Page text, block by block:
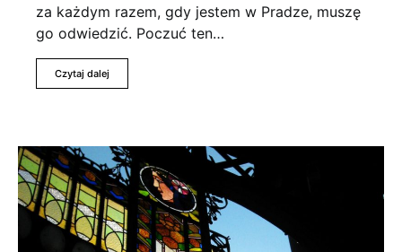
za każdym razem, gdy jestem w Pradze, muszę
go odwiedzić. Poczuć ten…
Czytaj dalej